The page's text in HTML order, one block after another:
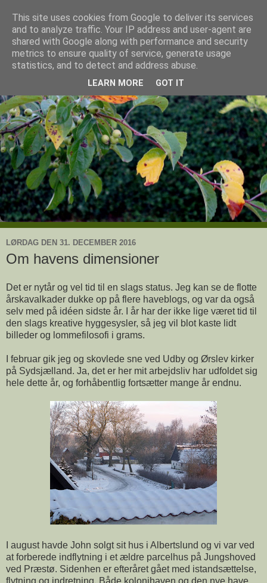
Ullas have
- en knoldesparkers betragtninger
LØRDAG DEN 31. DECEMBER 2016
Om havens dimensioner
Det er nytår og vel tid til en slags status. Jeg kan se de flotte
årskavalkader dukke op på flere haveblogs, og var da også
selv med på idéen sidste år. I år har der ikke lige været tid til
den slags kreative hyggesysler, så jeg vil blot kaste lidt
billeder og lommefilosofi i grams.
I februar gik jeg og skovlede sne ved Udby og Ørslev kirker
på Sydsjælland. Ja, det er her mit arbejdsliv har udfoldet sig
hele dette år, og forhåbentlig fortsætter mange år endnu.
I august havde John solgt sit hus i Albertslund og vi var ved
at forberede indflytning i et ældre parcelhus på Jungshoved
ved Præstø. Sidenhen er efteråret gået med istandsættelse,
flytning og indretning. Både kolonihaven og den nye have
This site uses cookies from Google to deliver its services
and to analyze traffic. Your IP address and user-agent are
shared with Google along with performance and security
metrics to ensure quality of service, generate usage
statistics, and to detect and address abuse.
LEARN MORE GOT IT